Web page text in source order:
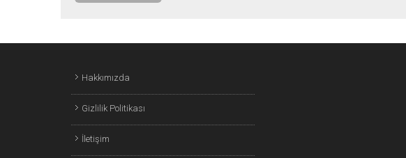
Hakkımızda
Gizlilik Politikası
İletişim